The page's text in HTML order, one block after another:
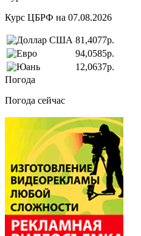
Курс ЦБРФ на 07.08.2026
81,4077р.
94,0585р.
12,0637р.
Погода
Погода сейчас